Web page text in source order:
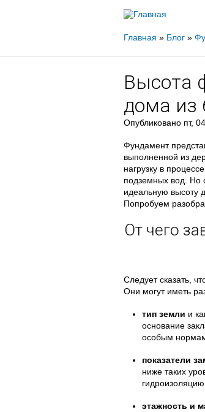
Вы
здесь
Главная » Блог »
Высота
дома из
Опубликовано пт,
Фундамент
выполненной из
нагрузку в
подземных вод. Но
идеальную высоту
Попробуем
От чего
Следует сказать,
Они могут иметь
тип земли и
основание
особым
показатели
ниже таких
этажность и